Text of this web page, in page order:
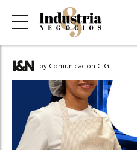
by Comunicación CIG